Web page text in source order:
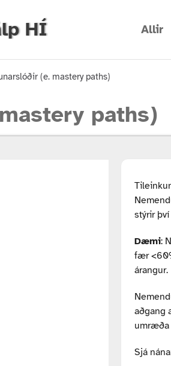
HÍ Allir
(e. mastery paths)
paths)
stýrir
Dæmi:
fær
árangur.
aðgang
umræða
Sjá